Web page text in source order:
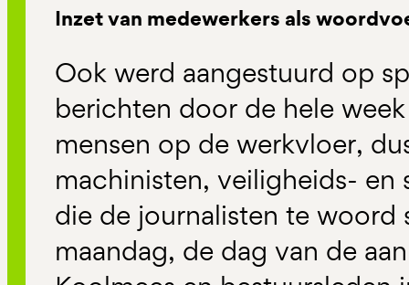
Inzet van medewerkers als
Ook werd aangestuurd op
berichten door de hele
mensen op de werkvloer,
machinisten, veiligheids- en
die de journalisten te woord
maandag, de dag van de